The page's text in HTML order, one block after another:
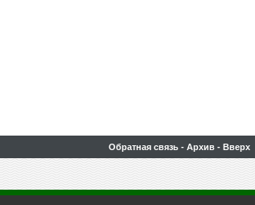
Обратная связь - Архив - Вверх